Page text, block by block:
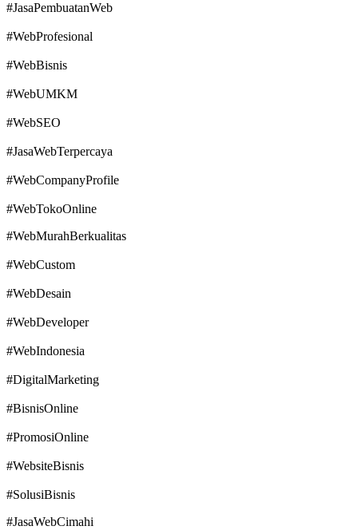
#JasaPembuatanWeb
#WebProfesional
#WebBisnis
#WebUMKM
#WebSEO
#JasaWebTerpercaya
#WebCompanyProfile
#WebTokoOnline
#WebMurahBerkualitas
#WebCustom
#WebDesain
#WebDeveloper
#WebIndonesia
#DigitalMarketing
#BisnisOnline
#PromosiOnline
#WebsiteBisnis
#SolusiBisnis
#JasaWebCimahi